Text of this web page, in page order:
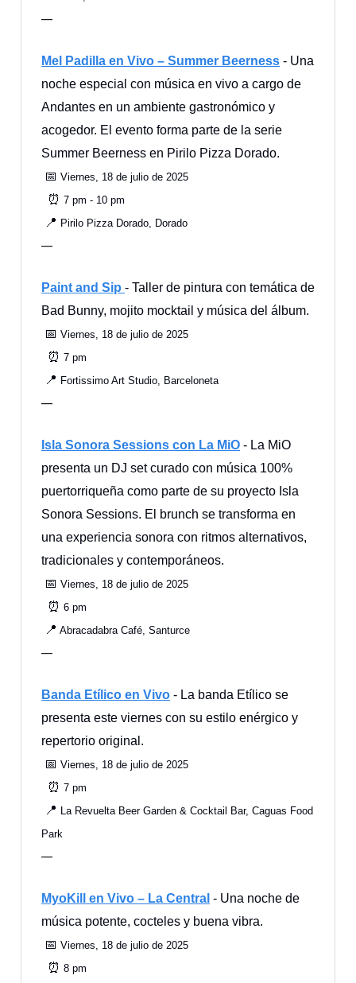
—
Mel Padilla en Vivo – Summer Beerness - Una
noche especial con música en vivo a cargo de
Andantes en un ambiente gastronómico y
acogedor. El evento forma parte de la serie
Summer Beerness en Pirilo Pizza Dorado.
📅 Viernes, 18 de julio de 2025
⏰ 7 pm - 10 pm
📍 Pirilo Pizza Dorado, Dorado
—
Paint and Sip - Taller de pintura con temática de
Bad Bunny, mojito mocktail y música del álbum.
📅 Viernes, 18 de julio de 2025
⏰ 7 pm
📍 Fortissimo Art Studio, Barceloneta
—
Isla Sonora Sessions con La MiO - La MiO
presenta un DJ set curado con música 100%
puertorriqueña como parte de su proyecto Isla
Sonora Sessions. El brunch se transforma en
una experiencia sonora con ritmos alternativos,
tradicionales y contemporáneos.
📅 Viernes, 18 de julio de 2025
⏰ 6 pm
📍 Abracadabra Café, Santurce
—
Banda Etílico en Vivo - La banda Etílico se
presenta este viernes con su estilo enérgico y
repertorio original.
📅 Viernes, 18 de julio de 2025
⏰ 7 pm
📍 La Revuelta Beer Garden & Cocktail Bar, Caguas Food
Park
—
MyoKill en Vivo – La Central - Una noche de
música potente, cocteles y buena vibra.
📅 Viernes, 18 de julio de 2025
⏰ 8 pm